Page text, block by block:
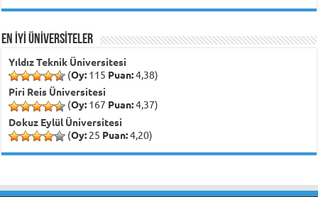
EN İYİ ÜNİVERSİTELER
Yıldız Teknik Üniversitesi
(Oy: 115 Puan:4,38)
Piri Reis Üniversitesi
(Oy: 167 Puan:4,37)
Dokuz Eylül Üniversitesi
(Oy: 25 Puan:4,20)